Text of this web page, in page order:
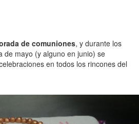
de comuniones, y durante los
de mayo (y alguno en junio) se
en todos los rincones del